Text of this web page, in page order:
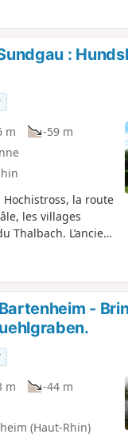
et Brinckheim, le
:
m
-59 m
Hochistross, la route
les villages
Thalbach. L’ancien
grand bonheur
de
-
m
-44 m
(Haut-Rhin)